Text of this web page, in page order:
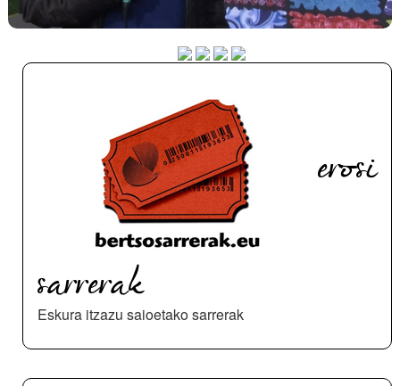
erosi
sarrerak
Eskura itzazu saioetako sarrerak